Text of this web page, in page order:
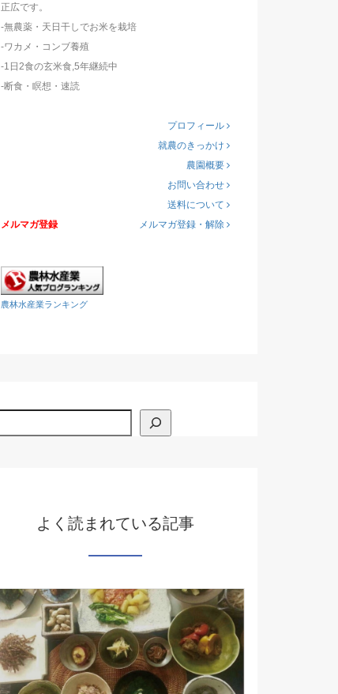
正広です。
-無農薬・天日干しでお米を栽培
-ワカメ・コンブ養殖
-1日2食の玄米食,5年継続中
-断食・瞑想・速読
プロフィール
就農のきっかけ
農園概要
お問い合わせ
送料について
メルマガ登録
メルマガ登録・解除
農林水産業ランキング
よく読まれている記事